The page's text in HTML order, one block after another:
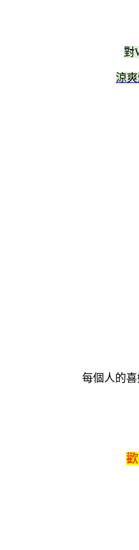
對
涼
每個人的